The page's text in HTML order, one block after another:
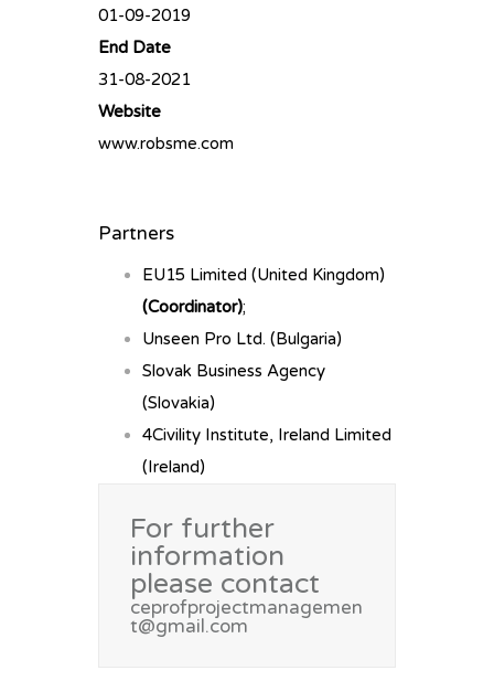
01-09-2019
End Date
31-08-2021
Website
www.robsme.com
Partners
EU15 Limited (United Kingdom)
(Coordinator);
Unseen Pro Ltd. (Bulgaria)
Slovak Business Agency
(Slovakia)
4Civility Institute, Ireland Limited
(Ireland)
For further
information
please contact
ceprofprojectmanagemen
t@gmail.com